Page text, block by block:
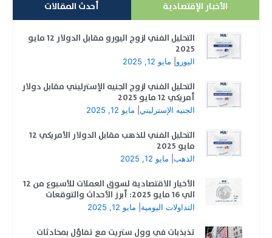
الأخبار الإقتصادية أحدث المقالات
التحليل الفني لزوج اليورو مقابل الدولار 12 مايو
2025
اليورو مايو 12, 2025
التحليل الفني لزوج الجنيه الإسترليني مقابل دولار
أمريكي 12 مايو 2025
الجنيه الإسترليني مايو 12, 2025
التحليل الفني للذهب مقابل الدولار الأمريكي 12
مايو 2025
الذهب مايو 12, 2025
الأخبار الاقتصادية لسوق العملات للأسبوع من 12
الي 16 مايو 2025: أبرز الأحداث والتوقعات
التداولات اليومية مايو 12, 2025
تذبذبات في وول ستريت مع تفاؤل بمحادثات